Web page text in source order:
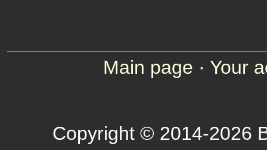
Main page · Your
Copyright © 2014-2026